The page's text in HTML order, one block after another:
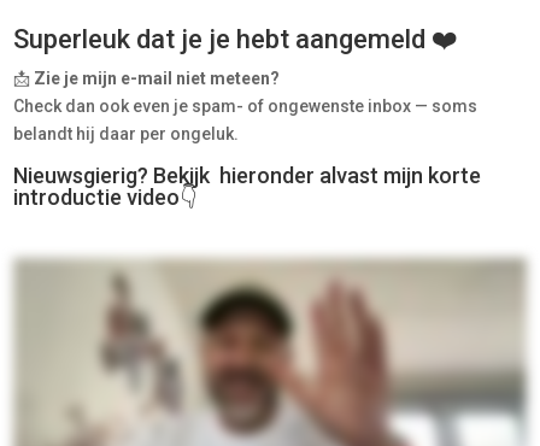
Superleuk dat je je hebt aangemeld ❤️
📩 Zie je mijn e-mail niet meteen?
Check dan ook even je spam- of ongewenste inbox — soms
belandt hij daar per ongeluk.
Nieuwsgierig? Bekijk hieronder alvast mijn korte
introductie video👇